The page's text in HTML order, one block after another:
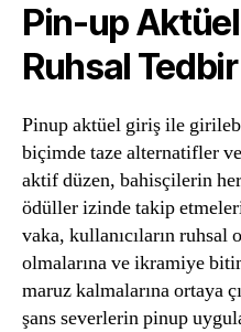
Pin-up
Ruhsal Tedbir
Pinup aktüel giriş ile
biçimde taze alternatifler
aktif düzen, bahisçilerin
ödüller izinde takip
vaka, kullanıcıların ruhsal
olmalarına ve ikramiye
maruz kalmalarına ortaya
şans severlerin pinup